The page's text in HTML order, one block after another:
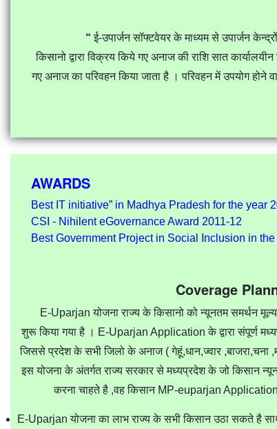
“ ई-उपार्जन सॉफ्टवेयर के माध्यम से उपार्जन
किसानो द्वारा विक्रय किये गए अनाज की राशि सात
गए अनाज का परिवहन किया जाता है । परिवहन में उपयोग होने
AWARDS
Best IT initiative” in Madhya Pradesh for the year
CSI - Nihilent eGovernance Award 2011-12
Best Government Project in Social Inclusion in
Coverage
E-Uparjan योजना राज्य के किसानो को न्यूनतम समर्थन
शुरू किया गया है । E-Uparjan Application के द्वारा संपूर्ण
जिससे प्रदेश के सभी जिलो के अनाज ( गेहूं,धान,ज्वार ,बाजरा,चना
इस योजना के अंतर्गत राज्य सरकार से मध्यप्रदेश के जो किसान
करना चाहते है ,वह किसान MP-euparjan
E-Uparjan योजना का लाभ राज्य के सभी किसान उठा सकते है